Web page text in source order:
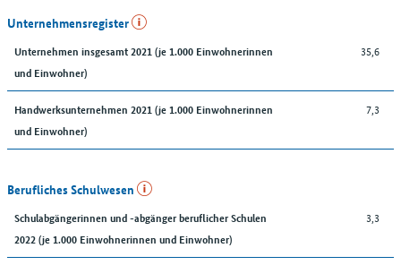
Unternehmensregister
Unternehmen insgesamt 2021 (je 1.000 Einwohnerinnen
und Einwohner)
35,6
Handwerksunternehmen 2021 (je 1.000 Einwohnerinnen
und Einwohner)
7,3
Berufliches Schulwesen
Schulabgängerinnen und -abgänger beruflicher Schulen
2022 (je 1.000 Einwohnerinnen und Einwohner)
3,3